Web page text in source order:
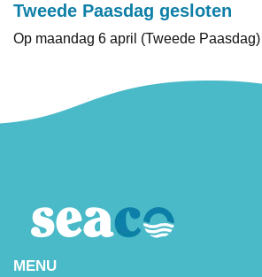
Tweede Paasdag gesloten
Op maandag 6 april (Tweede
MENU